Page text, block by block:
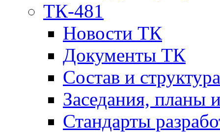
ТК-481
Новости ТК
Документы ТК
Cостав и
Заседания, планы
Стандарты